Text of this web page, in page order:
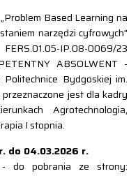
Based Learning na
narzędzi cyfrowych”
IP.08-0069/23
ABSOLWENT -
Bydgoskiej im.
przeznaczone jest dla kadry
Agrotechnologia,
I stopnia.
do 04.03.2026 r.
do pobrania ze strony: